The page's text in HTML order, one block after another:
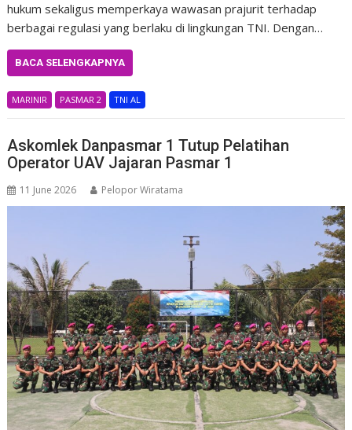
hukum sekaligus memperkaya wawasan prajurit terhadap
berbagai regulasi yang berlaku di lingkungan TNI. Dengan…
BACA SELENGKAPNYA
MARINIR PASMAR 2 TNI AL
Askomlek Danpasmar 1 Tutup Pelatihan
Operator UAV Jajaran Pasmar 1
11 June 2026 Pelopor Wiratama